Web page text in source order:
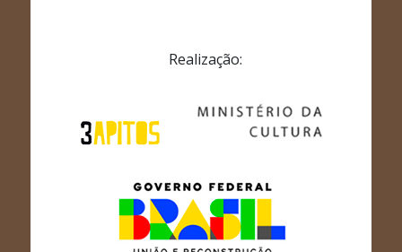
Realização: